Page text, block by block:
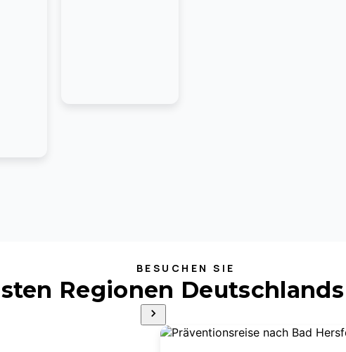
BESUCHEN SIE
Regionen